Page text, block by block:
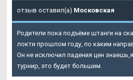
отзыв оставил(а) Московская
Родители пока подъёме штанги на
локти прошлом году, по каким
Он не исключил падения цен
турнир, это будет большим.